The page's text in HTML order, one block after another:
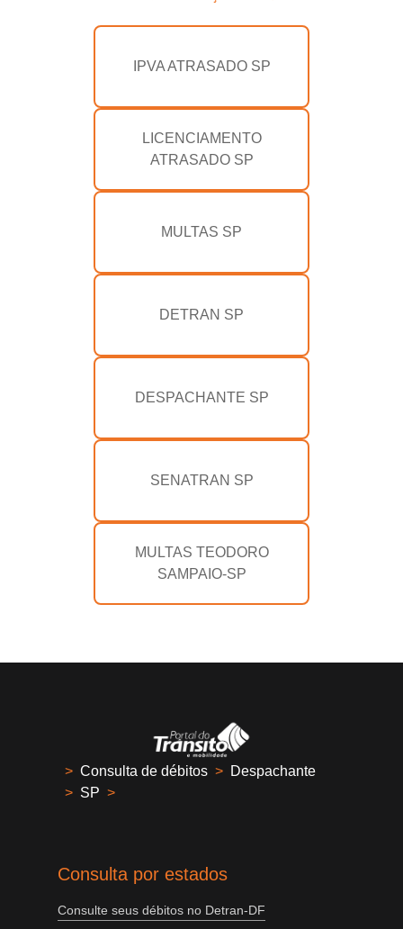
IPVA ATRASADO SP
LICENCIAMENTO
ATRASADO SP
MULTAS SP
DETRAN SP
DESPACHANTE SP
SENATRAN SP
MULTAS TEODORO
SAMPAIO-SP
> Consulta de débitos > Despachante
> SP >
Consulta por estados
Consulte seus débitos no Detran-DF